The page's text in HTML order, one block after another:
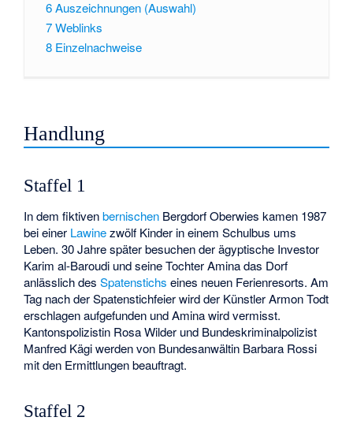
6Auszeichnungen (Auswahl)
7Weblinks
8 Einzelnachweise
Handlung
Staffel 1
In dem fiktivenbernischen Bergdorf Oberwies kamen 1987
bei einer Lawinezwölf Kinder in einem Schulbus ums
Leben. 30 Jahre später besuchen der ägyptische Investor
Karim al-Baroudi und seine Tochter Amina das Dorf
anlässlich desSpatenstichs eines neuen Ferienresorts. Am
Tag nach der Spatenstichfeier wird der Künstler Armon Todt
erschlagen aufgefunden und Amina wird vermisst.
Kantonspolizistin Rosa Wilder und Bundeskriminalpolizist
Manfred Kägi werden von Bundesanwältin Barbara Rossi
mit den Ermittlungen beauftragt.
Staffel 2